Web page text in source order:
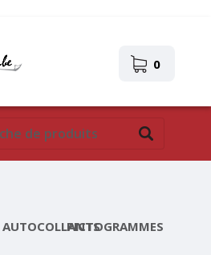
0
AUTOCOLLANTSPICTOGRAMMES